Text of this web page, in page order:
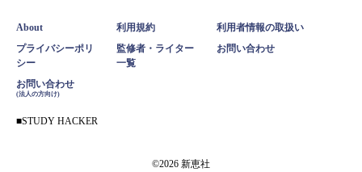
About 利用規約 利用者情報の取扱い
プライバシーポリ
シー
監修者・ライター
一覧
お問い合わせ
お問い合わせ
(法人の方向け)
STUDY HACKER
©2026 新恵社